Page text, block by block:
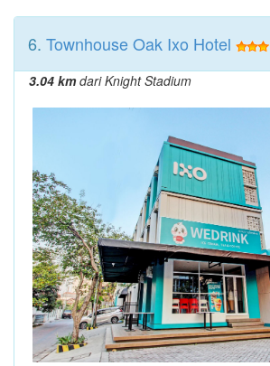
6. Townhouse Oak Ixo Hotel
3.04 kmdari Knight Stadium